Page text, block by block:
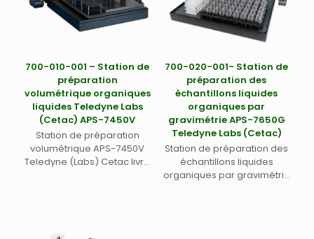
700-010-001 – Station de
préparation
volumétrique organiques
liquides Teledyne Labs
(Cetac) APS-7450V
Station de préparation
volumétrique APS-7450V
Teledyne (Labs) Cetac livré
700-020-001- Station de
préparation des
échantillons liquides
organiques par
gravimétrie APS-7650G
Teledyne Labs (Cetac)
Station de préparation des
échantillons liquides
organiques par gravimétrie